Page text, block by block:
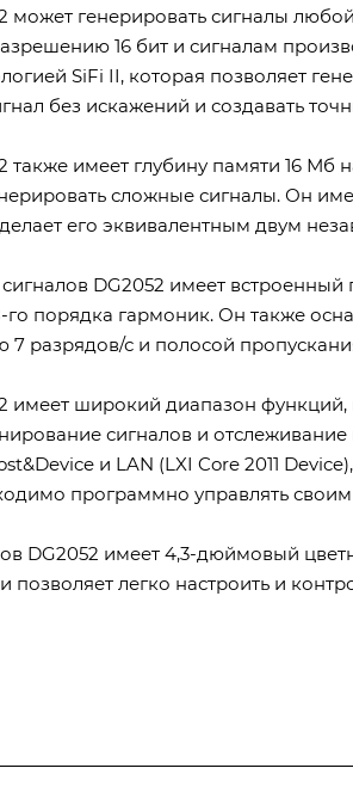
может генерировать сигналы
16 бит и сигналам
SiFi II, которая позволяет
без искажений и создавать
также имеет глубину памяти 16
сложные сигналы. Он
его эквивалентным двум
DG2052 имеет
го порядка гармоник. Он также
7 разрядов/с и полосой
имеет широкий диапазон
сигналов и отслеживание
и LAN (LXI Core 2011
программно управлять
DG2052 имеет 4,3-дюймовый
легко настроить и